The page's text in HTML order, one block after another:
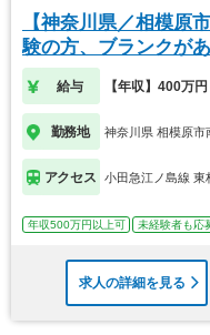
【神奈川県／相模
験の方、ブランクが
給与 【年収】400万
勤務地 神奈川県 相模原市
アクセス 小田急江ノ島線 東
年収500万円以上可 未経験者も応
求人の詳細を見る